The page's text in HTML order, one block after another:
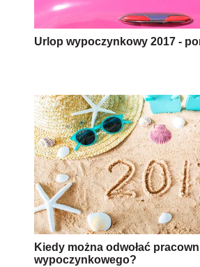
Urlop wypoczynkowy 2017 -
Kiedy można odwołać
wypoczynkowego?